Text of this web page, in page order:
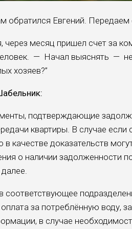
обратился Евгений. Передаем
через месяц пришел счет за
— Начал выяснять — не
хозяев?”
подтверждающие
квартиры. В случае если
качестве доказательств
о наличии задолженности
за потреблённую воду,
в случае